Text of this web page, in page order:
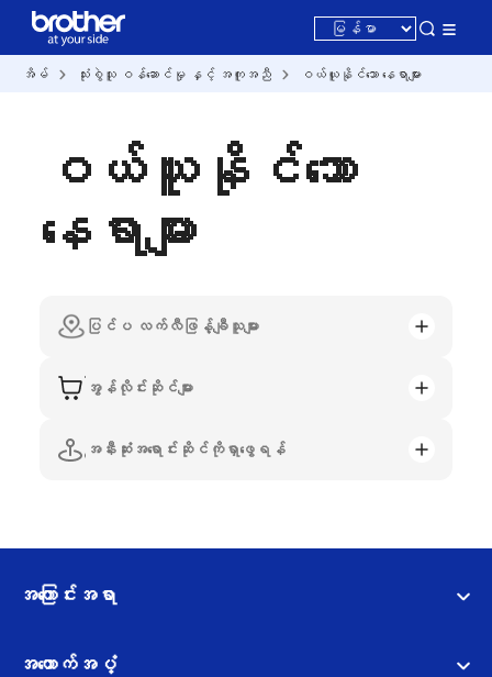
အိမ် သုံးစွဲသူ ဝန်ဆောင်မှု နှင့် အကူအညီ ဝယ်ယူနိုင်သော နေရာများ
ဝယ်ယူနိုင်သော
နေရာများ
ပြင်ပ လက်လီဖြန့်ချီသူများ
အွန်လိုင်းဆိုင်များ
အနီးဆုံးအရောင်းဆိုင်ကိုရှာဖွေရန်
အကြောင်းအရာ
အထောက်အပံ့